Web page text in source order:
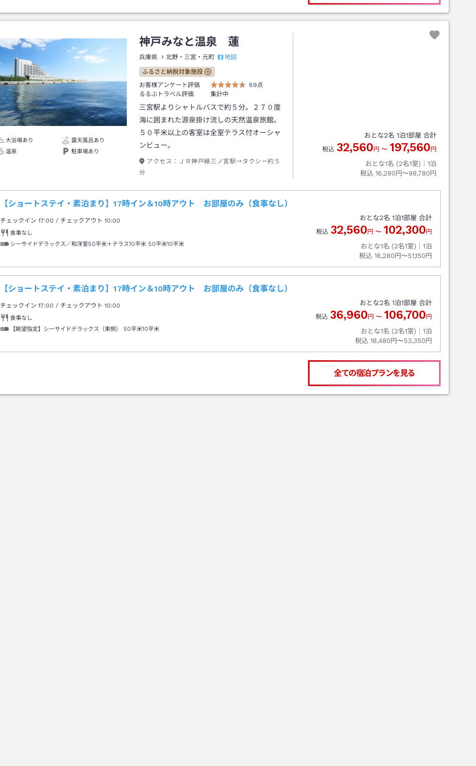
大浴場あり
露天風呂あり
温泉
駐車場あり
神戸みなと温泉 蓮
兵庫県 北野・三宮・元町 地図
ふるさと納税対象施設
お客様アンケート評価
89点
るるぶトラベル評価
集計中
三宮駅よりシャトルバスで約５分。２７０度
海に囲まれた源泉掛け流しの天然温泉旅館。
５０平米以上の客室は全室テラス付オーシャ
ンビュー。
アクセス：
ＪＲ神戸線三ノ宮駅→タクシー約５
分
おとな2名 1泊1部屋 合計
税込 32,560 円 〜 197,560 円
おとな1名 (2名1室)｜ 1泊
税込 16,280円〜98,780円
【ショートステイ・素泊まり】17時イン＆10時アウト お部屋のみ（食事なし）
チェックイン17:00 / チェックアウト 10:00
食事なし
シーサイドデラックス／和洋室50平米＋テラス10平米 50平米10平米
おとな2名 1泊1部屋 合計
税込 32,560 円 〜 102,300 円
おとな1名 (2名1室)｜ 1泊
税込 16,280円〜51,150円
【ショートステイ・素泊まり】17時イン＆10時アウト お部屋のみ（食事なし）
チェックイン17:00 / チェックアウト 10:00
食事なし
【眺望指定】シーサイドデラックス（東側）
50平米10平米
おとな2名 1泊1部屋 合計
税込 36,960 円 〜 106,700 円
おとな1名 (2名1室)｜ 1泊
税込 18,480円〜53,350円
全ての宿泊プランを見る